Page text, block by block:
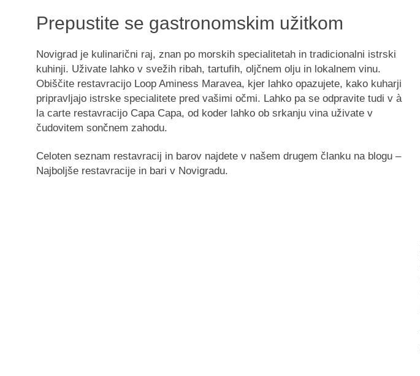
Prepustite se gastronomskim užitkom
Novigrad je kulinarični raj, znan po morskih specialitetah in tradicionalni istrski
kuhinji. Uživate lahko v svežih ribah, tartufih, oljčnem olju in lokalnem vinu.
Obiščite restavracijo Loop Aminess Maravea, kjer lahko opazujete, kako kuharji
pripravljajo istrske specialitete pred vašimi očmi. Lahko pa se odpravite tudi v à
la carte restavracijo Capa Capa, od koder lahko ob srkanju vina uživate v
čudovitem sončnem zahodu.
Celoten seznam restavracij in barov najdete v našem drugem članku na blogu –
Najboljše restavracije in bari v Novigradu.